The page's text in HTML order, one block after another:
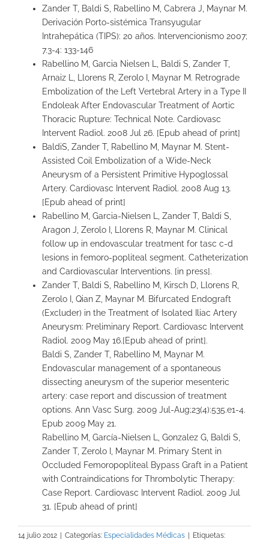
Zander T, Baldi S, Rabellino M, Cabrera J, Maynar M.
Derivación Porto-sistémica Transyugular
Intrahepática (TIPS): 20 años. Intervencionismo 2007;
7.3-4: 133-146
Rabellino M, Garcia Nielsen L, Baldi S, Zander T,
Arnaiz L, Llorens R, Zerolo I, Maynar M. Retrograde
Embolization of the Left Vertebral Artery in a Type II
Endoleak After Endovascular Treatment of Aortic
Thoracic Rupture: Technical Note. Cardiovasc
Intervent Radiol. 2008 Jul 26. [Epub ahead of print]
BaldiS, Zander T, Rabellino M, Maynar M. Stent-
Assisted Coil Embolization of a Wide-Neck
Aneurysm of a Persistent Primitive Hypoglossal
Artery. Cardiovasc Intervent Radiol. 2008 Aug 13.
[Epub ahead of print]
Rabellino M, Garcia-Nielsen L, Zander T, Baldi S,
Aragon J, Zerolo I, Llorens R, Maynar M. Clinical
follow up in endovascular treatment for tasc c-d
lesions in femoro-popliteal segment. Catheterization
and Cardiovascular Interventions. [in press].
Zander T, Baldi S, Rabellino M, Kirsch D, Llorens R,
Zerolo I, Qian Z, Maynar M. Bifurcated Endograft
(Excluder) in the Treatment of Isolated Iliac Artery
Aneurysm: Preliminary Report. Cardiovasc Intervent
Radiol. 2009 May 16.[Epub ahead of print].
Baldi S, Zander T, Rabellino M, Maynar M.
Endovascular management of a spontaneous
dissecting aneurysm of the superior mesenteric
artery: case report and discussion of treatment
options. Ann Vasc Surg. 2009 Jul-Aug;23(4):535.e1-4.
Epub 2009 May 21.
Rabellino M, García-Nielsen L, Gonzalez G, Baldi S,
Zander T, Zerolo I, Maynar M. Primary Stent in
Occluded Femoropopliteal Bypass Graft in a Patient
with Contraindications for Thrombolytic Therapy:
Case Report. Cardiovasc Intervent Radiol. 2009 Jul
31. [Epub ahead of print]
14 julio 2012 | Categorías: Especialidades Médicas | Etiquetas: